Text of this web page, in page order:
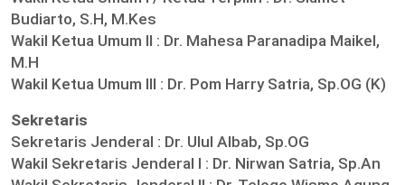
Budiarto, S.H, M.Kes
Wakil Ketua Umum II : Dr. Mahesa Paranadipa Maikel,
M.H
Wakil Ketua Umum III : Dr. Pom Harry Satria, Sp.OG (K)
Sekretaris
Sekretaris Jenderal : Dr. Ulul Albab, Sp.OG
Wakil Sekretaris Jenderal I : Dr. Nirwan Satria, Sp.An